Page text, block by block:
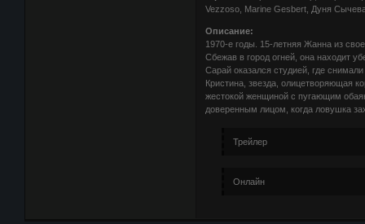
Vezzoso, Marine Gesbert, Дуня
Описание:
1970-е годы. 15-летняя Жанна из
Сбежав в город огней, она находит
Сарай оказался студией, где
Кристина, звезда, олицетворяющая
жестокой женщиной с пугающим
доверенным лицом, когда ловушка
Трейлер
Онлайн